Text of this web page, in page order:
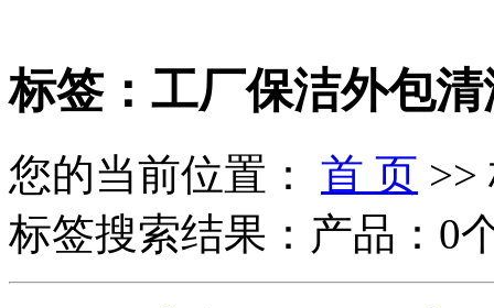
标签：工厂保洁外包
您的当前位置： 首 页 >>
标签搜索结果：产品：0